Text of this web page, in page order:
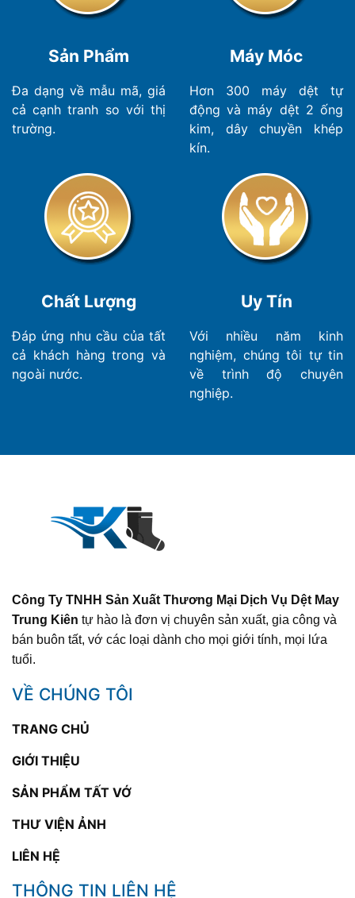
Sản Phẩm
Đa dạng về mẫu mã, giá
cả cạnh tranh so với thị
trường.
Máy Móc
Hơn 300 máy dệt tự
động và máy dệt 2 ống
kim, dây chuyền khép
kín.
Chất Lượng
Đáp ứng nhu cầu của tất
cả khách hàng trong và
ngoài nước.
Uy Tín
Với nhiều năm kinh
nghiệm, chúng tôi tự tin
về trình độ chuyên
nghiệp.
Công Ty TNHH Sản Xuất Thương Mại Dịch Vụ Dệt May
Trung Kiên tự hào là đơn vị chuyên sản xuất, gia công và
bán buôn tất, vớ các loại dành cho mọi giới tính, mọi lứa
tuổi.
VỀ CHÚNG TÔI
TRANG CHỦ
GIỚI THIỆU
SẢN PHẨM TẤT VỚ
THƯ VIỆN ẢNH
LIÊN HỆ
THÔNG TIN LIÊN HỆ